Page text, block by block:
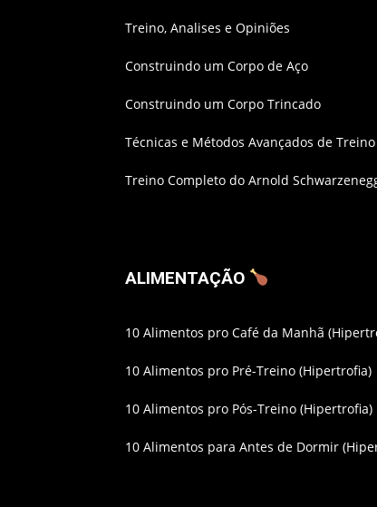
Treino, Analises e Opiniões
Construindo um Corpo de Aço
Construindo um Corpo Trincado
Técnicas e Métodos Avançados de Treino
Treino Completo do Arnold
ALIMENTAÇÃO
10 Alimentos pro Café da Manhã
10 Alimentos pro Pré-Treino (Hipertrofia)
10 Alimentos pro Pós-Treino (Hipertrofia)
10 Alimentos para Antes de Dormir